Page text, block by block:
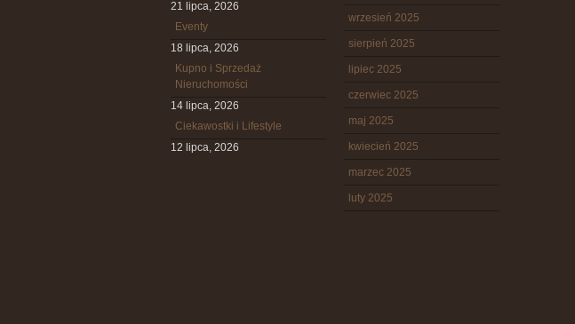
21 lipca, 2026
Eventy
18 lipca, 2026
Kupno i Sprzedaż
Nieruchomości
14 lipca, 2026
Ciekawostki i Lifestyle
12 lipca, 2026
wrzesień 2025
sierpień 2025
lipiec 2025
czerwiec 2025
maj 2025
kwiecień 2025
marzec 2025
luty 2025